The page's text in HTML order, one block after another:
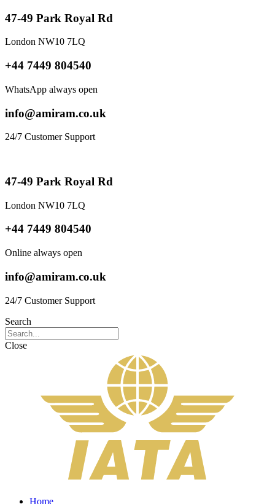
47-49 Park Royal Rd
London NW10 7LQ
+44 7449 804540
WhatsApp always open
info@amiram.co.uk
24/7 Customer Support
47-49 Park Royal Rd
London NW10 7LQ
+44 7449 804540
Online always open
info@amiram.co.uk
24/7 Customer Support
Search
Close
Home